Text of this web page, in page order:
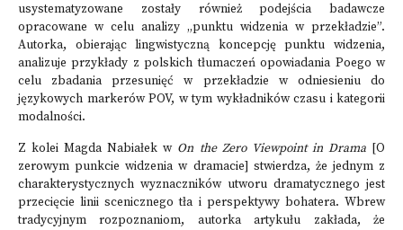
usystematyzowane zostały również podejścia badawcze
opracowane w celu analizy „punktu widzenia w przekładzie”.
Autorka, obierając lingwistyczną koncepcję punktu widzenia,
analizuje przykłady z polskich tłumaczeń opowiadania Poego w
celu zbadania przesunięć w przekładzie w odniesieniu do
językowych markerów POV, w tym wykładników czasu i kategorii
modalności.
Z kolei Magda Nabiałek w On the Zero Viewpoint in Drama[O
zerowym punkcie widzenia w dramacie] stwierdza, że jednym z
charakterystycznych wyznaczników utworu dramatycznego jest
przecięcie linii scenicznego tła i perspektywy bohatera. Wbrew
tradycyjnym rozpoznaniom, autorka artykułu zakłada, że